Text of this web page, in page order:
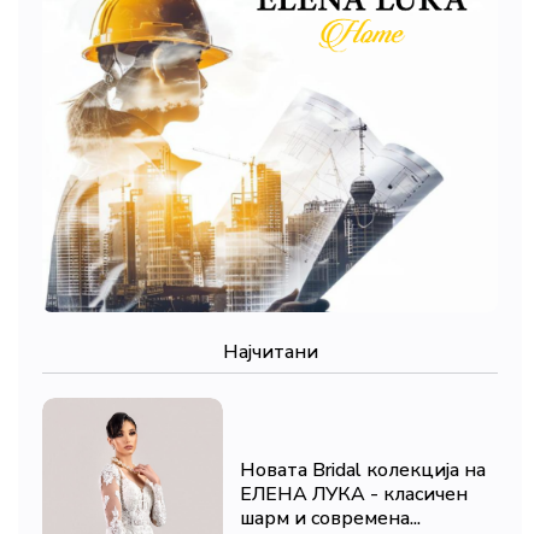
Најчитани
Новата Bridal колекција на
ЕЛЕНА ЛУКА - класичен
шарм и современа...